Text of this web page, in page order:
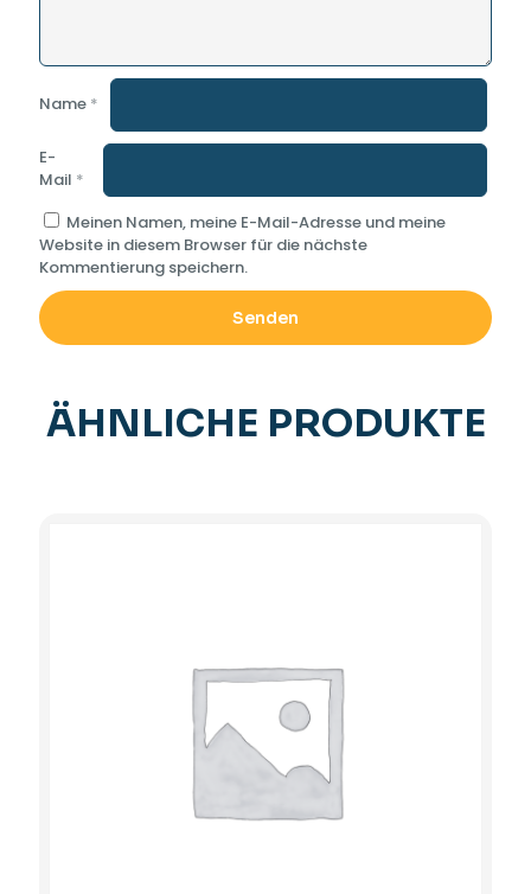
Name *
E-
Mail *
Meinen Namen, meine E-Mail-Adresse und meine
Website in diesem Browser für die nächste
Kommentierung speichern.
ÄHNLICHE PRODUKTE